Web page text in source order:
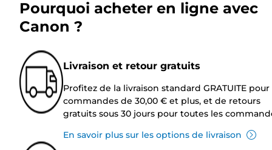
Pourquoi acheter en ligne avec
Canon ?
Livraison et retour gratuits
Profitez de la livraison standard GRATUITE pour
commandes de 30,00 € et plus, et de retours
gratuits sous 30 jours pour toutes les
En savoir plus sur les options de livraison